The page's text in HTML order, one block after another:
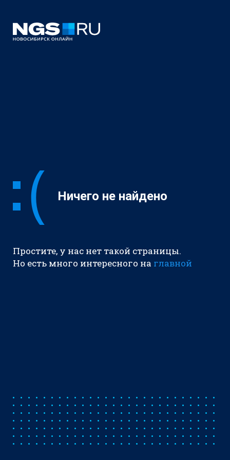
Ничего не найдено
Простите, у нас нет такой страницы.
Но есть много интересного на главной